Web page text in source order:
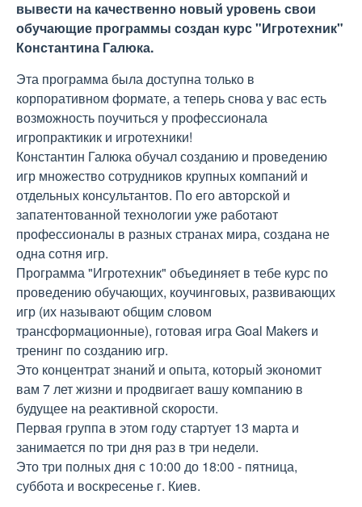
вывести на качественно новый уровень свои
обучающие программы создан курс "Игротехник"
Константина Галюка.
Эта программа была доступна только в
корпоративном формате, а теперь снова у вас есть
возможность поучиться у профессионала
игропрактикик и игротехники!
Константин Галюка обучал созданию и проведению
игр множество сотрудников крупных компаний и
отдельных консультантов. По его авторской и
запатентованной технологии уже работают
профессионалы в разных странах мира, создана не
одна сотня игр.
Программа "Игротехник" объединяет в тебе курс по
проведению обучающих, коучинговых, развивающих
игр (их называют общим словом
трансформационные), готовая игра Goal Makers и
тренинг по созданию игр.
Это концентрат знаний и опыта, который экономит
вам 7 лет жизни и продвигает вашу компанию в
будущее на реактивной скорости.
Первая группа в этом году стартует 13 марта и
занимается по три дня раз в три недели.
Это три полных дня с 10:00 до 18:00 - пятница,
суббота и воскресенье г. Киев.